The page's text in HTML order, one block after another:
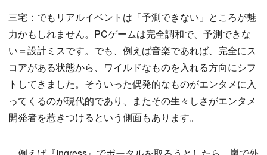
三宅：でもリアルイベントは「予測できない」ところが魅
力かもしれません。PCゲームは完全調和で、予測できな
い＝設計ミスです。でも、例えば音楽であれば、完全にス
コアがある状態から、ワイルドなものを入れる方向にシフ
トしてきました。そういった偶発的なものがエンタメに入
ってくるのが現代的であり、またその生々しさがエンタメ
開発者を惹きつけるという側面もあります。